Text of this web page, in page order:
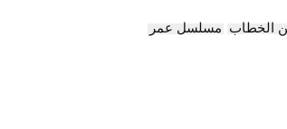
الخطاب مسلسل عمر